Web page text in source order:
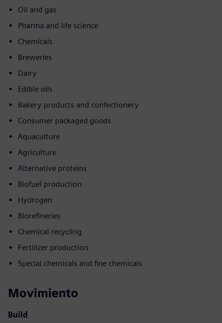
Oil and gas
Pharma and life science
Chemicals
Breweries
Dairy
Edible oils
Bakery products and confectionery
Consumer packaged goods
Aquaculture
Agriculture
Alternative proteins
Biofuel production
Hydrogen
Biorefineries
Chemical recycling
Fertilizer production
Special chemicals and fine chemicals
Movimiento
Build